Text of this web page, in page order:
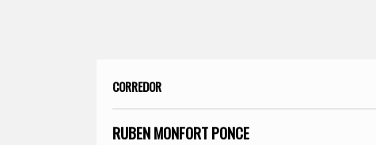
CORREDOR
RUBEN MONFORT PONCE